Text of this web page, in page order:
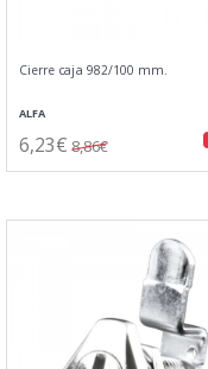
Cierre caja 982/100 mm.
ALFA
6,23€ 8,86€